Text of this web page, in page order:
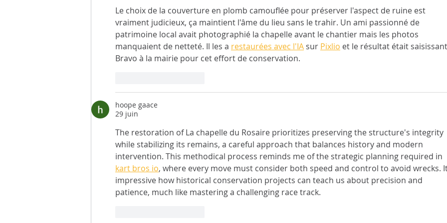
Le choix de la couverture en plomb camouflée pour préserver l'aspect de ruine est
vraiment judicieux, ça maintient l'âme du lieu sans le trahir. Un ami passionné de
patrimoine local avait photographié la chapelle avant le chantier mais les photos
manquaient de netteté. Il les a restaurées avec l'IA sur Pixlio et le résultat était
Bravo à la mairie pour cet effort de conservation.
hoope gaace
29 juin
The restoration of La chapelle du Rosaire prioritizes preserving the structure's integrity
while stabilizing its remains, a careful approach that balances history and modern
intervention. This methodical process reminds me of the strategic planning required in
kart bros io, where every move must consider both speed and control to avoid wrecks.
impressive how historical conservation projects can teach us about precision and
patience, much like mastering a challenging race track.